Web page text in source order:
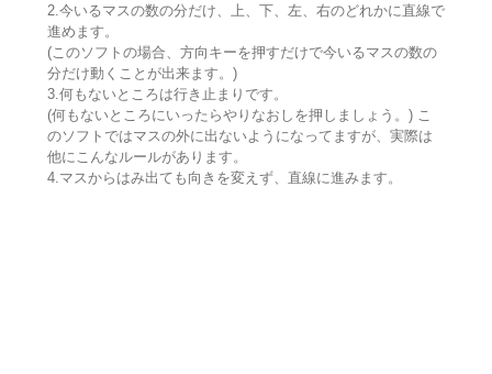
2.今いるマスの数の分だけ、上、下、左、右のどれかに直線で
進めます。
(このソフトの場合、方向キーを押すだけで今いるマスの数の
分だけ動くことが出来ます。)
3.何もないところは行き止まりです。
(何もないところにいったらやりなおしを押しましょう。) こ
のソフトではマスの外に出ないようになってますが、実際は
他にこんなルールがあります。
4.マスからはみ出ても向きを変えず、直線に進みます。